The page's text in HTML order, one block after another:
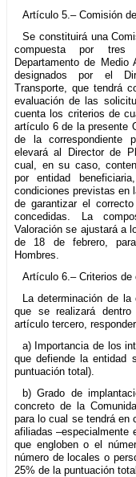
Artículo 5.– Comisión
Se constituirá una
compuesta por
Departamento de Medio
designados por el
Transporte, que tendrá
evaluación de las
cuenta los criterios de
artículo 6 de la presente
de la correspondiente
elevará al Director de
cual, en su caso,
por entidad
condiciones previstas en
de garantizar el
concedidas. La
Valoración se ajustará a
de 18 de febrero,
Hombres.
Artículo 6.– Criterios de
La determinación de
que se realizará
artículo tercero,
a) Importancia de los
que defiende la entidad
puntuación total).
b) Grado de
concreto de la
para lo cual se tendrá en
afiliadas –especialmente
que engloben o el
número de locales o
25% de la puntuación